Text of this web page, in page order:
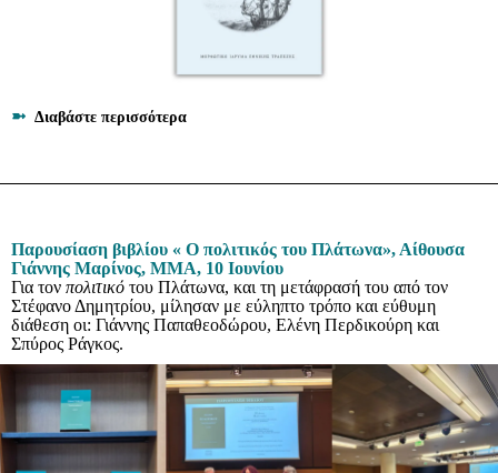
➼ Διαβάστε περισσότερα
Παρουσίαση βιβλίου « Ο πολιτικός του Πλάτωνα», Αίθουσα
Γιάννης Μαρίνος, ΜΜΑ, 10 Ιουνίου
Για τον πολιτικό του Πλάτωνα, και τη μετάφρασή του από τον
Στέφανο Δημητρίου, μίλησαν με εύληπτο τρόπο και εύθυμη
διάθεση οι: Γιάννης Παπαθεοδώρου, Ελένη Περδικούρη και
Σπύρος Ράγκος.